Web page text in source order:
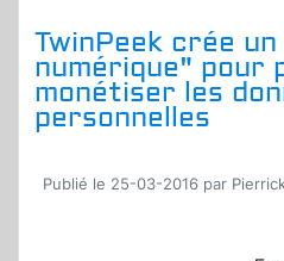
TwinPeek crée
numérique" pour
monétiser les
personnelles
Publié le 25-03-2016 par